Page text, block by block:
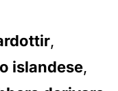
,
islandese,